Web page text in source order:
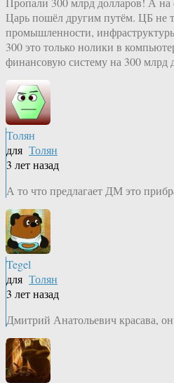
Царь пошёл другим путём. ЦБ не
промышленности,
300 это только нолики в
финансовую систему на 300 млрд
Толян
для Толян
3 лет назад
А то что предлагает ДМ это
Tegel
для Толян
3 лет назад
Дмитрий Анатольевич красава,